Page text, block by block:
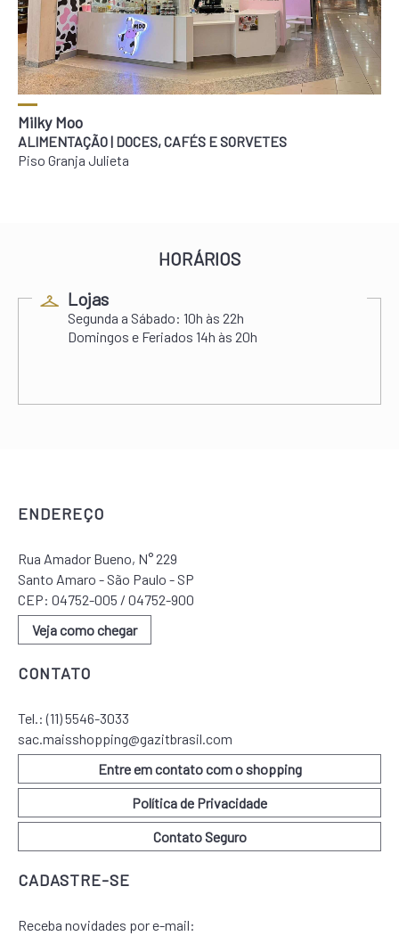
Milky Moo
ALIMENTAÇÃO | DOCES, CAFÉS E SORVETES
Piso Granja Julieta
HORÁRIOS
Lojas
Segunda a Sábado: 10h às 22h
Domingos e Feriados 14h às 20h
ENDEREÇO
Rua Amador Bueno, N° 229
Santo Amaro - São Paulo - SP
CEP: 04752-005 / 04752-900
Veja como chegar
CONTATO
Tel.:(11) 5546-3033
sac.maisshopping@gazitbrasil.com
Entre em contato com o shopping
Política de Privacidade
Contato Seguro
CADASTRE-SE
Receba novidades por e-mail: